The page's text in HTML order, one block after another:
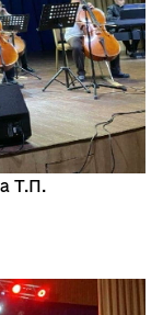
Т.П.